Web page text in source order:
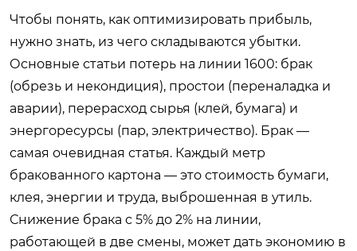
Чтобы понять, как оптимизировать прибыль,
нужно знать, из чего складываются убытки.
Основные статьи потерь на линии 1600: брак
(обрезь и некондиция), простои (переналадка и
аварии), перерасход сырья (клей, бумага) и
энергоресурсы (пар, электричество). Брак —
самая очевидная статья. Каждый метр
бракованного картона — это стоимость бумаги,
клея, энергии и труда, выброшенная в утиль.
Снижение брака с 5% до 2% на линии,
работающей в две смены, может дать экономию в